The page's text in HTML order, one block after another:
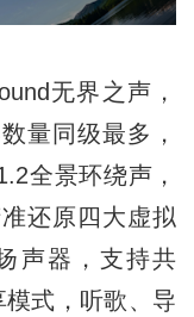
无界之声，
量同级最多，
全景环绕声，
还原四大虚拟
声器，支持共
式，听歌、导